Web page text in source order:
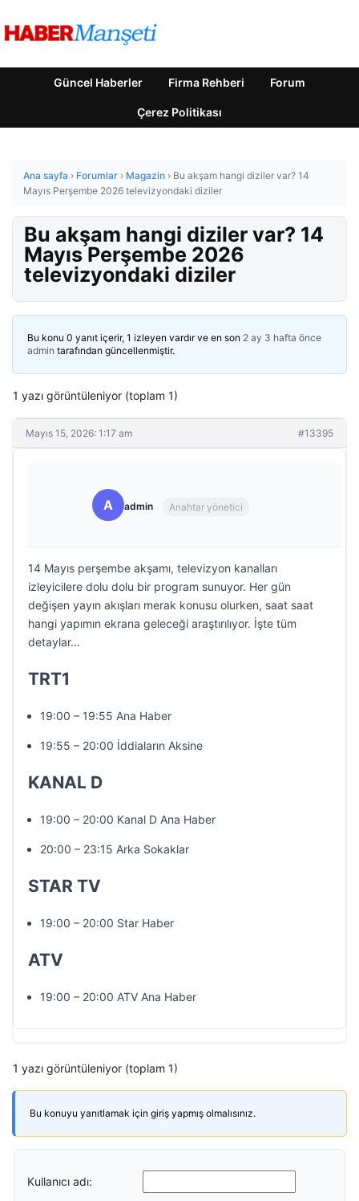
Güncel Haberler Firma Rehberi Forum
Çerez Politikası
Ana sayfa › Forumlar › Magazin › Bu akşam hangi diziler var? 14
Mayıs Perşembe 2026 televizyondaki diziler
Bu akşam hangi diziler var? 14
Mayıs Perşembe 2026
televizyondaki diziler
Bu konu 0 yanıt içerir, 1 izleyen vardır ve en son 2 ay 3 hafta önce
admin tarafından güncellenmiştir.
1 yazı görüntüleniyor (toplam 1)
Mayıs 15, 2026: 1:17 am #13395
A admin Anahtar yönetici
14 Mayıs perşembe akşamı, televizyon kanalları
izleyicilere dolu dolu bir program sunuyor. Her gün
değişen yayın akışları merak konusu olurken, saat saat
hangi yapımın ekrana geleceği araştırılıyor. İşte tüm
detaylar…
TRT1
19:00 – 19:55 Ana Haber
19:55 – 20:00 İddiaların Aksine
KANAL D
19:00 – 20:00 Kanal D Ana Haber
20:00 – 23:15 Arka Sokaklar
STAR TV
19:00 – 20:00 Star Haber
ATV
19:00 – 20:00 ATV Ana Haber
1 yazı görüntüleniyor (toplam 1)
Bu konuyu yanıtlamak için giriş yapmış olmalısınız.
Kullanıcı adı: